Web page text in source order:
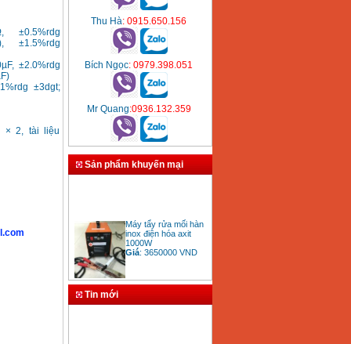
±0.5%rdg
±1.5%rdg
±2.0%rdg
±3dgt;
× 2, tài liệu
Thu Hà: 0915.650.156
Bích Ngọc: 0979.398.051
Mr Quang:0936.132.359
Sản phẩm khuyến mại
inox điện hóa axit
1000W
Giá:3650000
Bảng giá mũi khoan
Tin mới